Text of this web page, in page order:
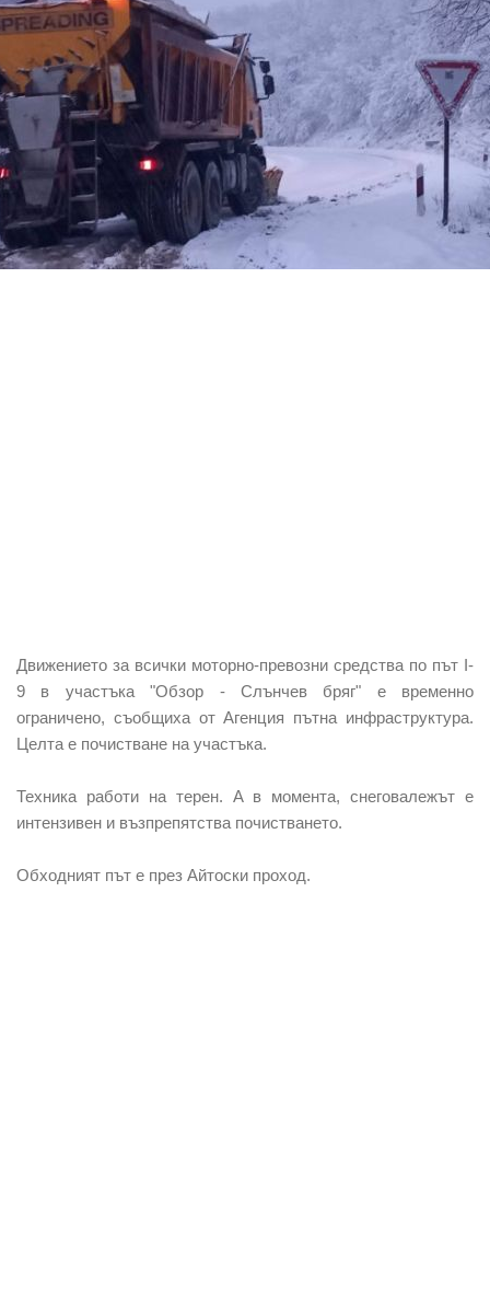
Движението за всички моторно-превозни средства по път I-
9 в участъка "Обзор - Слънчев бряг" е временно
ограничено, съобщиха от Агенция пътна инфраструктура.
Целта е почистване на участъка.
Техника работи на терен. А в момента, снеговалежът е
интензивен и възпрепятства почистването.
Обходният път е през Айтоски проход.